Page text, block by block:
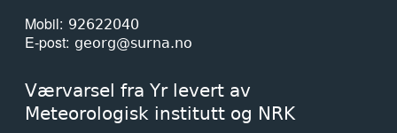
Mobil
92622040
E-post georg@surna.no
Værvarsel fra Yr levert av
Meteorologisk institutt og NRK